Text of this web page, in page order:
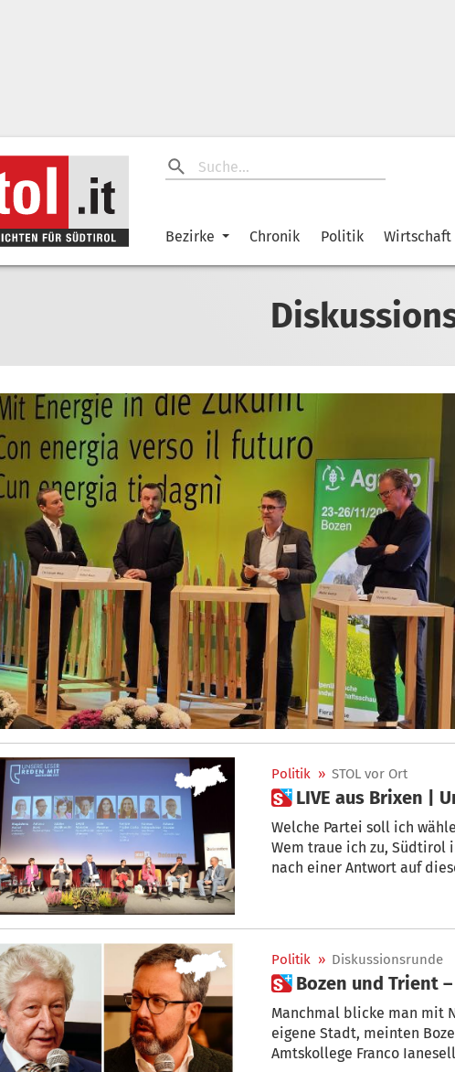
Bezirke Chronik Politik Wirtschaft
Politik » STOL vor Ort
 LIVE aus Brixen
Welche Partei soll ich
Wem traue ich zu, Südtirol
nach einer Antwort auf
Politik » Diskussionsrunde
 Bozen und
Manchmal blicke man mit
eigene Stadt, meinten
Amtskollege Franco